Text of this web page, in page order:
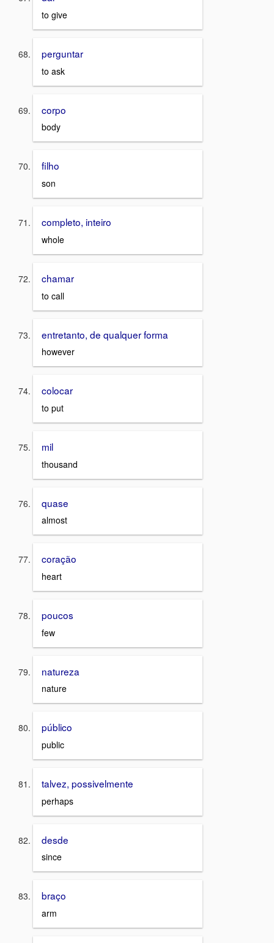
to give
perguntar
to ask
corpo
body
filho
son
completo, inteiro
whole
chamar
to call
entretanto, de qualquer forma
however
colocar
to put
mil
thousand
quase
almost
coração
heart
poucos
few
natureza
nature
público
public
talvez, possivelmente
perhaps
desde
since
braço
arm